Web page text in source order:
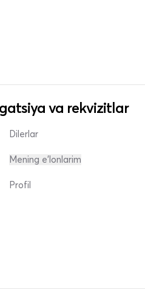
va rekvizitlar
Dilerlar
Mening e'lonlarim
Profil